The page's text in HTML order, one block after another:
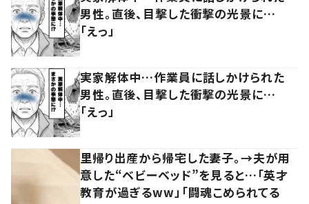
男性。直後、目撃した衝撃の光景に…
「えっ」
実家解体中…作業員に話しかけられた
男性。直後、目撃した衝撃の光景に…
「えっ」
里帰り出産から帰宅した妻子。→夫が用
意した“ベビーベッド”を見ると…「英才
教育が過ぎるww」「闘魂こめられてる